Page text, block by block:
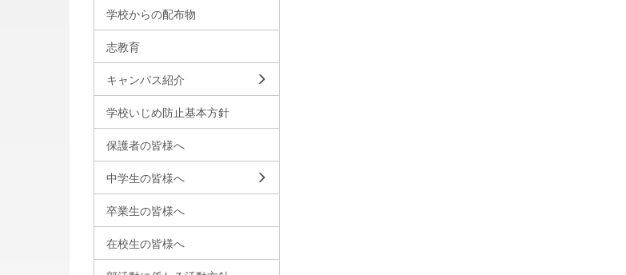
学校からの配布物
志教育
キャンパス紹介
学校いじめ防止基本方針
保護者の皆様へ
中学生の皆様へ
卒業生の皆様へ
在校生の皆様へ